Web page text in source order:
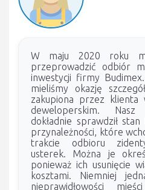
W maju 2020 roku
przeprowadzić odbiór
inwestycji firmy
mieliśmy okazję
zakupiona przez klienta
deweloperskim.
dokładnie sprawdził
przynależności, które
trakcie odbioru
usterek. Można je
ponieważ ich usunięcie
kosztami. Niemniej
nieprawidłowości